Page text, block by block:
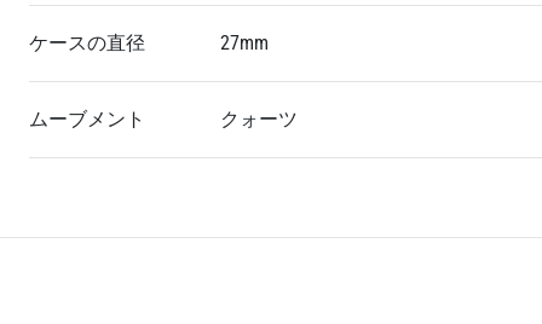
ケースの直径 27mm
ムーブメント クォーツ